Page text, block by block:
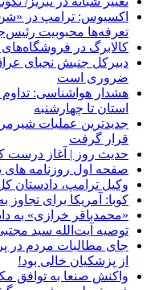
اکسیوس: ترامپ در
تعرفه‌ها محبوبیت
کالابرگ در فروشگاه‌های
دبیرکل جنبش نجبای
ضروری است
استان تا چهارشنبه
جدیدترین عملیات
قرار گرفت
حدیث روز | آغاز درست
صفحه اول روزنامه‌ های یکشنبه ۱۸
وکیل ترامپ، دادستان
کوبا: آمریکا برای
«محمدباقر خرازی» به
توصیه آیت‌الله سید
جای مطالبات مردم در
از پزشکیان خالی بود!
واکنش صنعا به توافق